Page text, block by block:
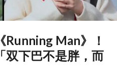
Man》！
双下巴不是胖，而